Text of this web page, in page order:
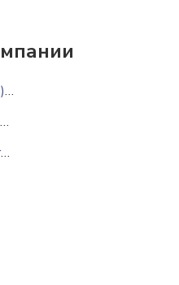
+38(044)344-59-63
sales@pankot.com.ua
https://carpathianpetfood.com